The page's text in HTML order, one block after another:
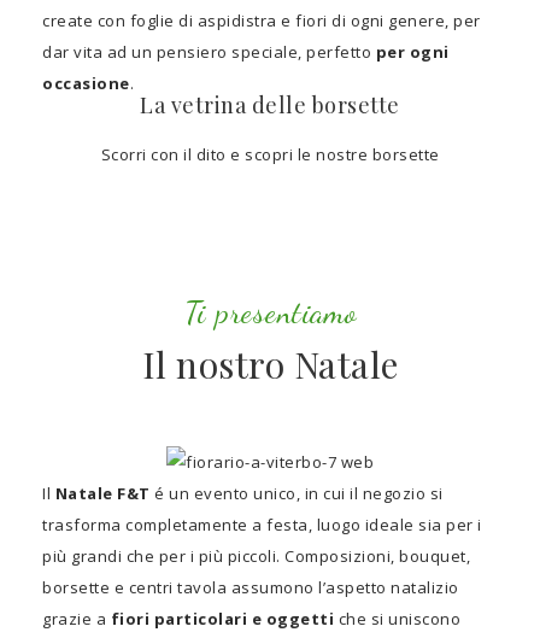
create con foglie di aspidistra e fiori di ogni genere, per
dar vita ad un pensiero speciale, perfetto per ogni
occasione.
La vetrina delle borsette
Scorri con il dito e scopri le nostre borsette
Ti presentiamo
Il nostro Natale
Il Natale F&T é un evento unico, in cui il negozio si
trasforma completamente a festa, luogo ideale sia per i
più grandi che per i più piccoli. Composizioni, bouquet,
borsette e centri tavola assumono l’aspetto natalizio
grazie a fiori particolari e oggetti che si uniscono